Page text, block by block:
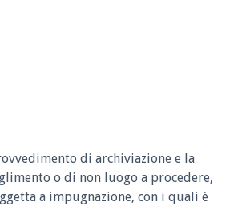
di archiviazione e la
o di non luogo a procedere,
a impugnazione, con i quali è